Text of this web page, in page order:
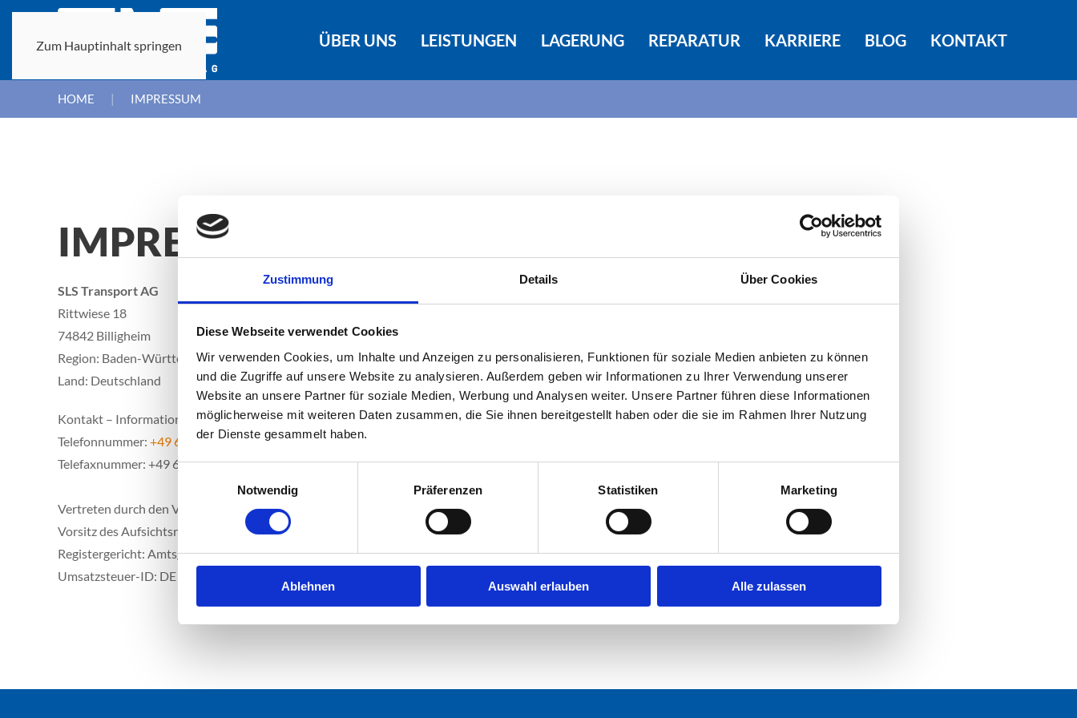
Zustimmung Details Über Cookies
Diese Webseite verwendet Cookies
Wir verwenden Cookies, um Inhalte und Anzeigen zu personalisieren, Funktionen für soziale Medien anbieten zu können
und die Zugriffe auf unsere Website zu analysieren. Außerdem geben wir Informationen zu Ihrer Verwendung unserer
Website an unsere Partner für soziale Medien, Werbung und Analysen weiter. Unsere Partner führen diese Informationen
möglicherweise mit weiteren Daten zusammen, die Sie ihnen bereitgestellt haben oder die sie im Rahmen Ihrer Nutzung
der Dienste gesammelt haben.
Einwilligungsauswahl
Notwendig
Präferenzen Statistiken Marketing
Ablehnen Auswahl erlauben Alle zulassen
Zum Hauptinhalt springen ÜBER UNS LEISTUNGEN LAGERUNG REPARATUR KARRIERE BLOG KONTAKT
HOME IMPRESSUM
IMPRESSUM
SLS Transport AG
Rittwiese 18
74842 Billigheim
Region: Baden-Württemberg
Land: Deutschland
Kontakt – Informationen
Telefonnummer: +49 6265 8140
Telefaxnummer: +49 6265 8151
Vertreten durch den Vorstand: Martin Schmieg
Vorsitz des Aufsichtsrates: Bernd Edelmann
Registergericht: Amtsgericht Mannheim
Umsatzsteuer-ID: DE 249715911